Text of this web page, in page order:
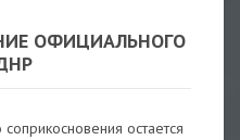
ОФИЦИАЛЬНОГО
остается